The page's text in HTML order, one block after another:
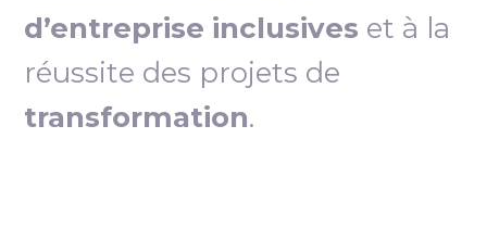
d’entreprise inclusives et à la
réussite des projets de
transformation.